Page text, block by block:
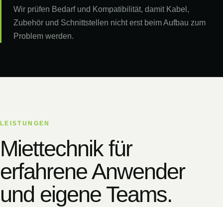
Wir prüfen Bedarf und Kompatibilität, damit Kabel,
Zubehör und Schnittstellen nicht erst beim Aufbau zum
Problem werden.
LEISTUNGEN
Miettechnik für
erfahrene Anwender
und eigene Teams.